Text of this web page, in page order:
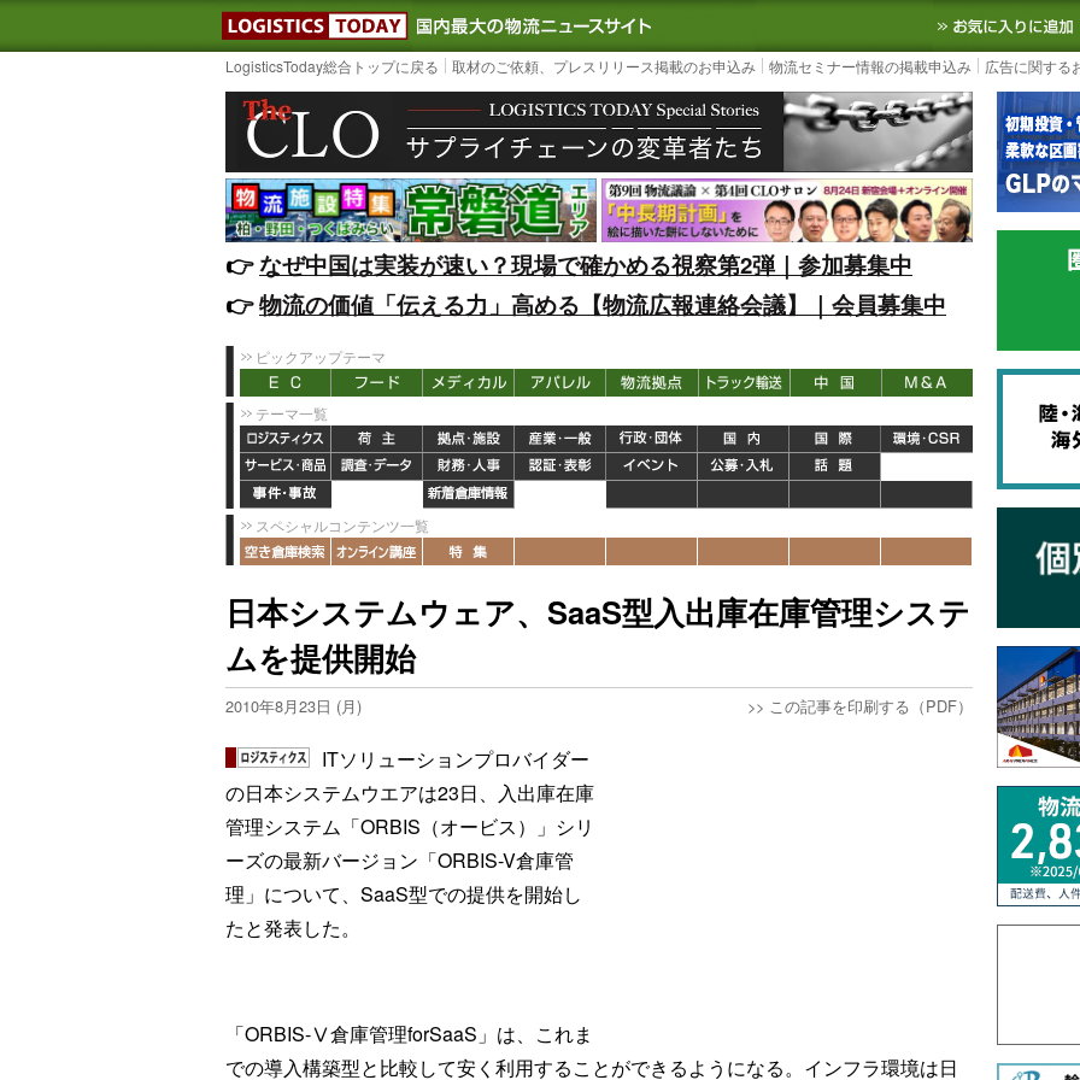
LOGISTICS TODAY｜国内最大の物流ニュースサイト3PL, SCMなど国内外の最新の物流
LogisticsToday総合トップに戻る 取材のご依頼、プレスリリース掲載のお申込み 物流セミナー情報の掲載申込み 広告に関する
👉️なぜ中国は実装が速い？現場で確かめる視察第2弾｜参加募集中
👉️物流の価値「伝える力」高める【物流広報連絡会議】｜会員募集中
ピックアップテーマ
テーマ一覧
スペシャルコンテンツ一覧
日本システムウェア、SaaS型入出庫在庫管理システ
ムを提供開始
2010年8月23日 (月) >> この記事を印刷する（PDF）
ITソリューションプロバイダー
の日本システムウエアは23日、入出庫在庫
管理システム「ORBIS（オービス）」シリ
ーズの最新バージョン「ORBIS-V倉庫管
理」について、SaaS型での提供を開始し
たと発表した。
「ORBIS-Ⅴ倉庫管理forSaaS」は、これま
での導入構築型と比較して安く利用することができるようになる。インフラ環境は日